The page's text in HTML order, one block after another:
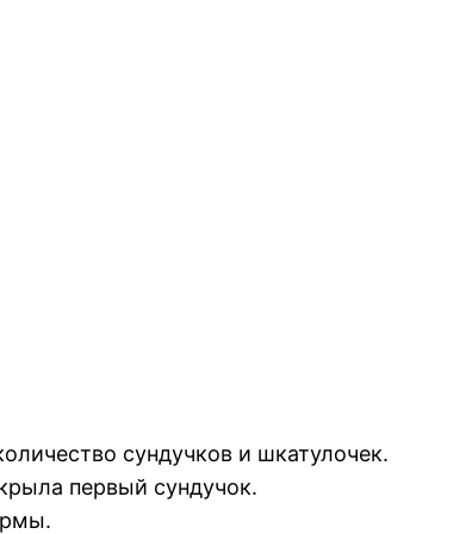
сундучков и шкатулочек.
первый сундучок.